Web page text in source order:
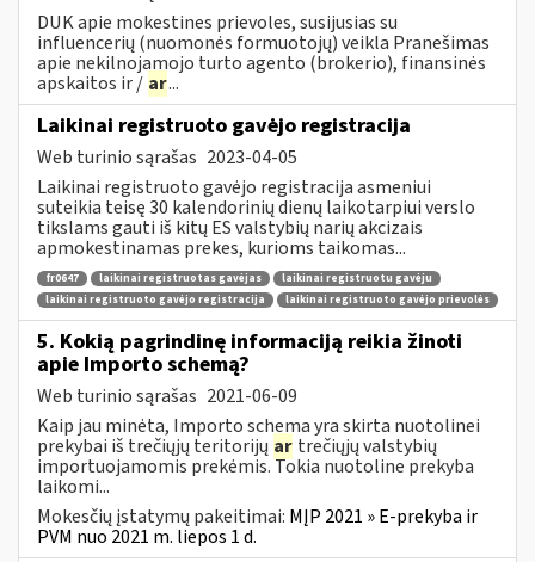
DUK apie mokestines prievoles, susijusias su
influencerių (nuomonės formuotojų) veikla Pranešimas
apie nekilnojamojo turto agento (brokerio), finansinės
apskaitos ir / ar...
Laikinai registruoto gavėjo registracija
Web turinio sąrašas 2023-04-05
Laikinai registruoto gavėjo registracija asmeniui
suteikia teisę 30 kalendorinių dienų laikotarpiui verslo
tikslams gauti iš kitų ES valstybių narių akcizais
apmokestinamas prekes, kurioms taikomas...
fr0647 laikinai registruotas gavėjas
laikinai registruotu gavėju
laikinai registruoto gavėjo registracija
laikinai registruoto gavėjo prievolės
5. Kokią pagrindinę informaciją reikia žinoti
apie Importo schemą?
Web turinio sąrašas 2021-06-09
Kaip jau minėta, Importo schema yra skirta nuotolinei
prekybai iš trečiųjų teritorijų ar trečiųjų valstybių
importuojamomis prekėmis. Tokia nuotoline prekyba
laikomi...
Mokesčių įstatymų pakeitimai: MĮP 2021 » E-prekyba ir
PVM nuo 2021 m. liepos 1 d.